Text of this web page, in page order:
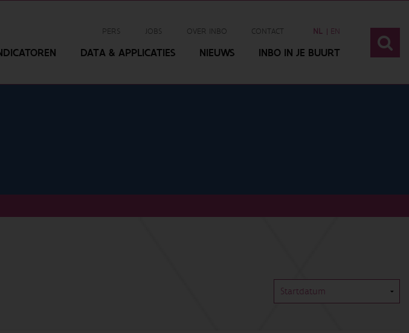
PERS JOBS OVER INBO CONTACT NL EN
DATA & APPLICATIES NIEUWS INBO IN JE BUURT